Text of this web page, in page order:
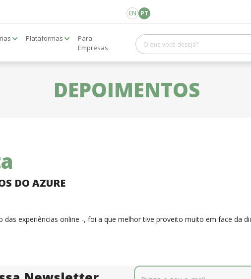
EN PT
Plataformas
Para
Empresas
DEPOIMENTOS
DO AZURE
das experiências online -, foi a que melhor tive proveito muito em face da
E-mail